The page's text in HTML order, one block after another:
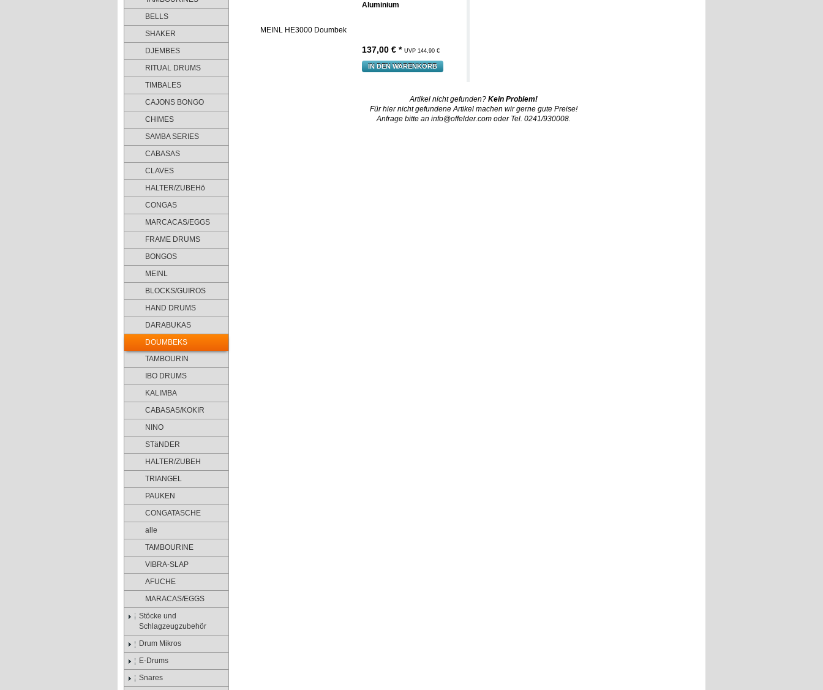
BELLS
SHAKER
DJEMBES
RITUAL DRUMS
TIMBALES
CAJONS BONGO
CHIMES
SAMBA SERIES
CABASAS
CLAVES
HALTER/ZUBEHö
CONGAS
MARCACAS/EGGS
FRAME DRUMS
BONGOS
MEINL
BLOCKS/GUIROS
HAND DRUMS
DARABUKAS
DOUMBEKS
TAMBOURIN
IBO DRUMS
KALIMBA
CABASAS/KOKIR
NINO
STäNDER
HALTER/ZUBEH
TRIANGEL
PAUKEN
CONGATASCHE
alle
TAMBOURINE
VIBRA-SLAP
AFUCHE
MARACAS/EGGS
Stöcke und
Schlagzeugzubehör
Drum Mikros
E-Drums
Snares
Aluminium
137,00 € * UVP 144,90 €
IN DEN WARENKORB
Artikel nicht gefunden? Kein Problem!
Für hier nicht gefundene Artikel machen wir gerne gute Preise!
Anfrage bitte an info@offelder.comoder Tel. 0241/930008.